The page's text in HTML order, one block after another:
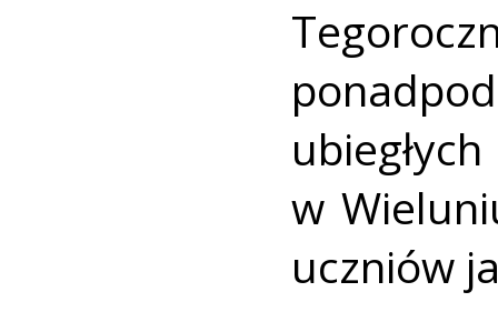
w
uczniów